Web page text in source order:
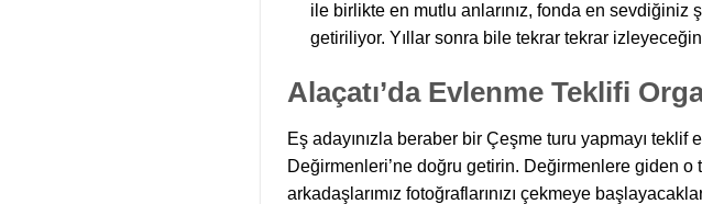
ile birlikte en mutlu anlarınız, fonda en sevdiğiniz
getiriliyor. Yıllar sonra bile tekrar tekrar
Alaçatı’da Evlenme Teklifi
Eş adayınızla beraber bir Çeşme turu yapmayı
Değirmenleri’ne doğru getirin. Değirmenlere giden o
arkadaşlarımız fotoğraflarınızı çekmeye